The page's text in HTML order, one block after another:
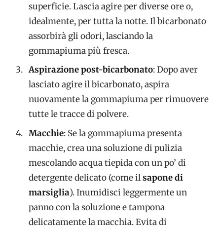
superficie. Lascia agire per diverse ore o,
idealmente, per tutta la notte. Il bicarbonato
assorbirà gli odori, lasciando la
gommapiuma più fresca.
Aspirazione post-bicarbonato: Dopo aver
lasciato agire il bicarbonato, aspira
nuovamente la gommapiuma per rimuovere
tutte le tracce di polvere.
Macchie: Se la gommapiuma presenta
macchie, crea una soluzione di pulizia
mescolando acqua tiepida con un po’ di
detergente delicato (come ilsapone di
marsiglia). Inumidisci leggermente un
panno con la soluzione e tampona
delicatamente la macchia. Evita di